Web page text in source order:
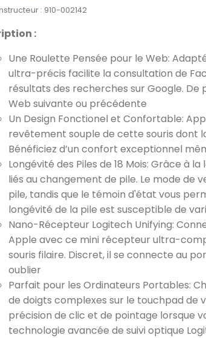
: 910-002142
:
Une Roulette Pensée pour le Web:
ultra-précis facilite la consultation de
résultats des recherches sur Google. De
Web suivante ou précédente
Un Design Fonctionel et Confortable:
revêtement souple de cette souris dont
Bénéficiez d’un confort exceptionnel
Longévité des Piles de 18 Mois: Grâce à
liés au changement de pile. Le mode de
pile, tandis que le témoin d'état vous
longévité de la pile est susceptible de
Nano-Récepteur Logitech Unifying:
Apple avec ce mini récepteur ultra-
souris filaire. Discret, il se connecte au
oublier
Parfait pour les Ordinateurs Portables:
de doigts complexes sur le touchpad
précision de clic et de pointage lorsque
technologie avancée de suivi optique